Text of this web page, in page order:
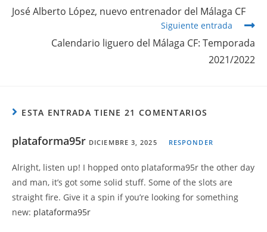
José Alberto López, nuevo entrenador del Málaga CF
Siguiente entrada
Calendario liguero del Málaga CF: Temporada
2021/2022
ESTA ENTRADA TIENE 21 COMENTARIOS
plataforma95r DICIEMBRE 3, 2025 RESPONDER
Alright, listen up! I hopped onto plataforma95r the other day
and man, it’s got some solid stuff. Some of the slots are
straight fire. Give it a spin if you’re looking for something
new: plataforma95r